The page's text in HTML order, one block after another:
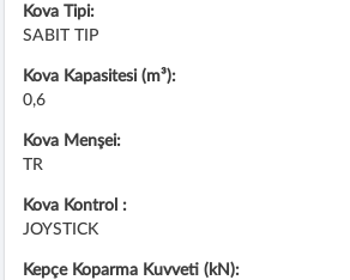
Kova Tipi:
SABIT TIP
Kova Kapasitesi (m³):
0,6
Kova Menşei:
TR
Kova Kontrol :
JOYSTICK
Kepçe Koparma Kuvveti (kN):